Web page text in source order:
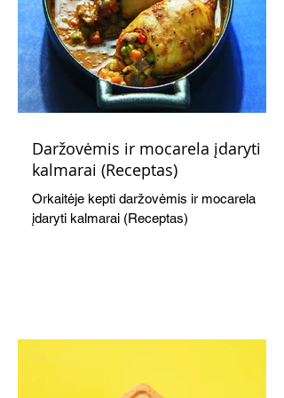
Daržovėmis ir mocarela įdaryti
kalmarai (Receptas)
Orkaitėje kepti daržovėmis ir mocarela
įdaryti kalmarai (Receptas)